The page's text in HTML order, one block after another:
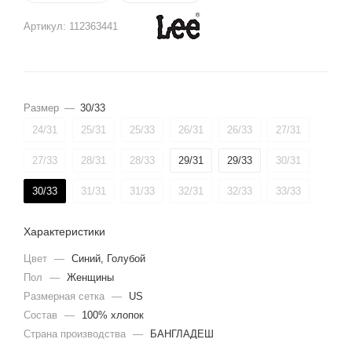
Артикул: 112363441
Размер — 30/33
24/31
25/31 25/33 26/31 26/33 27/31
27/33 28/31 28/33 29/31 29/33 30/31
30/33 31/31 31/33 32/31 32/33 33/33
Характеристики
Цвет — Синий, Голубой
Пол
— Женщины
Размерная сетка —
US
Состав
—
100% хлопок
Страна производства —
БАНГЛАДЕШ